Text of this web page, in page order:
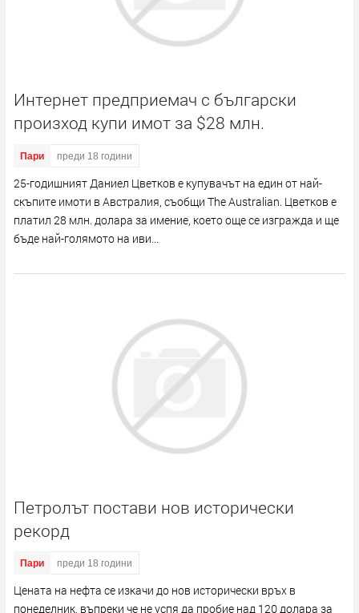
Интернет предприемач с български
произход купи имот за $28 млн.
Пари преди 18 години
25-годишният Даниел Цветков е купувачът на един от най-
скъпите имоти в Австралия, съобщи The Australian. Цветков е
платил 28 млн. долара за имение, което още се изгражда и ще
бъде най-голямото на иви...
Петролът постави нов исторически
рекорд
Пари преди 18 години
Цената на нефта се изкачи до нов исторически връх в
понеделник, въпреки че не успя да пробие над 120 долара за